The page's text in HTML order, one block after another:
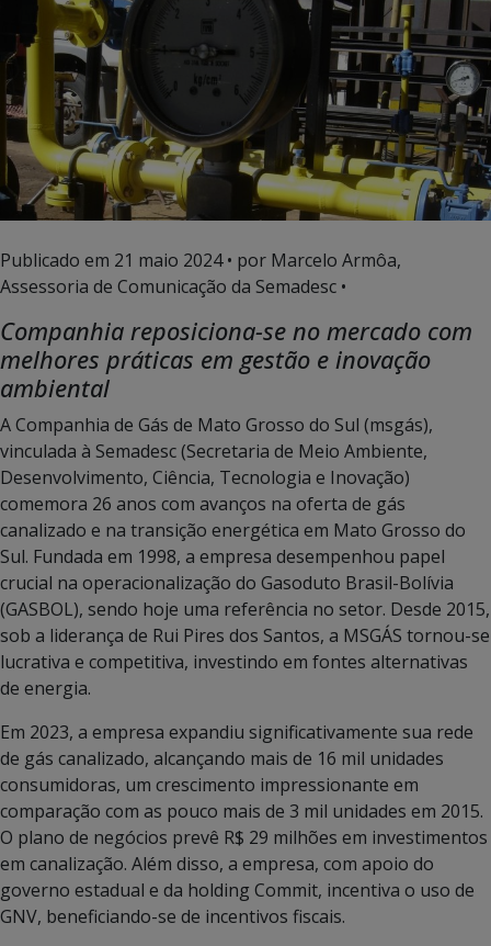
Publicado em 21 maio 2024• por Marcelo Armôa,
Assessoria de Comunicação da Semadesc •
Companhia reposiciona-se no mercado com
melhores práticas em gestão e inovação
ambiental
A Companhia de Gás de Mato Grosso do Sul (msgás),
vinculada à Semadesc (Secretaria de Meio Ambiente,
Desenvolvimento, Ciência, Tecnologia e Inovação)
comemora 26 anos com avanços na oferta de gás
canalizado e na transição energética em Mato Grosso do
Sul. Fundada em 1998, a empresa desempenhou papel
crucial na operacionalização do Gasoduto Brasil-Bolívia
(GASBOL), sendo hoje uma referência no setor. Desde 2015,
sob a liderança de Rui Pires dos Santos, a MSGÁS tornou-se
lucrativa e competitiva, investindo em fontes alternativas
de energia.
Em 2023, a empresa expandiu significativamente sua rede
de gás canalizado, alcançando mais de 16 mil unidades
consumidoras, um crescimento impressionante em
comparação com as pouco mais de 3 mil unidades em 2015.
O plano de negócios prevê R$ 29 milhões em investimentos
em canalização. Além disso, a empresa, com apoio do
governo estadual e da holding Commit, incentiva o uso de
GNV, beneficiando-se de incentivos fiscais.